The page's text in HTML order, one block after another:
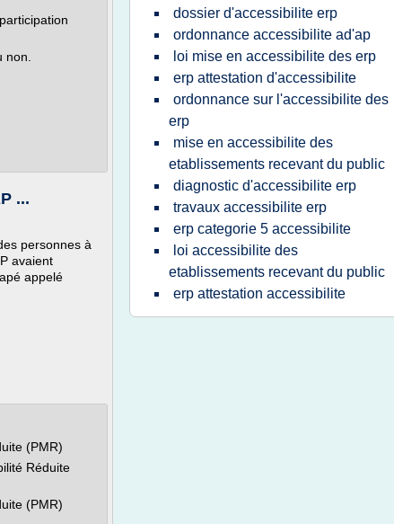
...
personnes à
avaient
appelé
(PMR)
Réduite
(PMR)
dossier d'accessibilite erp
ordonnance accessibilite ad'ap
loi mise en accessibilite des erp
erp attestation d'accessibilite
ordonnance sur l'accessibilite des
erp
mise en accessibilite des
etablissements recevant du public
diagnostic d'accessibilite erp
travaux accessibilite erp
erp categorie 5 accessibilite
loi accessibilite des
etablissements recevant du public
erp attestation accessibilite